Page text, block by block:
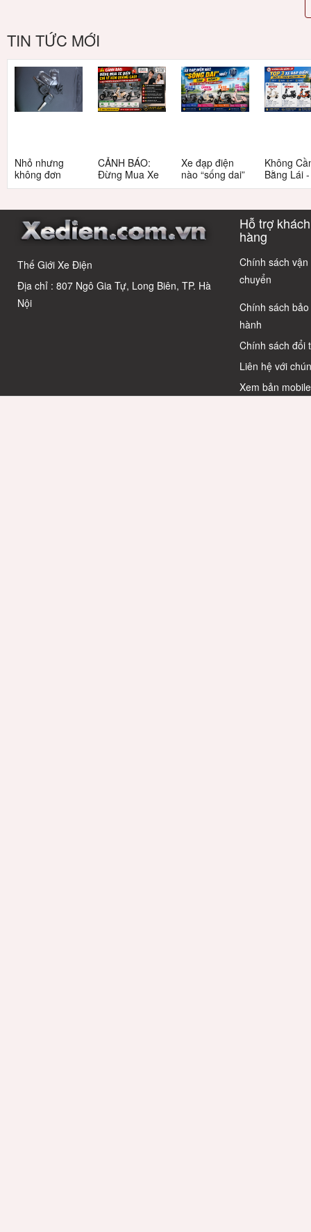
TIN TỨC MỚI
Nhỏ nhưng
không đơn
giản: Sự thật
học sinh cấp 2
CẢNH BÁO:
Đừng Mua Xe
Điện Chỉ Vì
Cáo! 5 Bẫy
Quyết Chọn Xe
Chuẩn Chỉnh
Xe đạp điện
nào “sống dai”
nhất sau 5
có câu trả lời
Không
Bằng Lái
3 Xe Đạp
Cho Học
Thế Giới Xe Điện
Địa chỉ : 807 Ngô Gia Tự, Long Biên, TP. Hà
Nội
Hỗ trợ khách
hàng
Chính sách vận
chuyển
Chính sách bảo
hành
Chính sách đổi
Liên hệ với
Xem bản